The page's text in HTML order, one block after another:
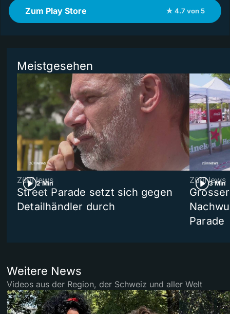
Zum Play Store ★ 4.7 von 5
Meistgesehen
2 Min
ZüriNews
Street Parade setzt sich gegen
Detailhändler durch
3 Min
ZüriNews
Parade
Weitere News
Videos aus der Region, der Schweiz und aller Welt